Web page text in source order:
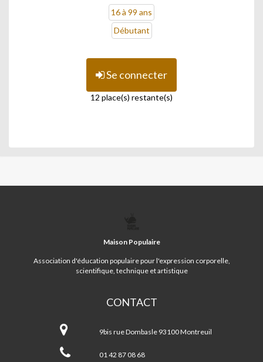
16 à 99 ans
Débutant
Se connecter
12 place(s) restante(s)
Maison Populaire
Association d'éducation populaire pour l'expression corporelle,
scientifique, technique et artistique
CONTACT
Populaire
9bis rue Dombasle 93100 Montreuil
01 42 87 08 68